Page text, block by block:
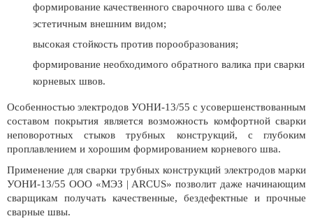
формирование качественного сварочного шва с более
эстетичным внешним видом;
высокая стойкость против порообразования;
формирование необходимого обратного валика при сварки
корневых швов.
Особенностью электродов УОНИ-13/55 с усовершенствованным
составом покрытия является возможность комфортной сварки
неповоротных стыков трубных конструкций, с глубоким
проплавлением и хорошим формированием корневого шва.
Применение для сварки трубных конструкций электродов марки
УОНИ-13/55 ООО «МЭЗ | ARCUS» позволит даже начинающим
сварщикам получать качественные, бездефектные и прочные
сварные швы.